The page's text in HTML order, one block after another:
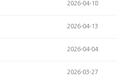
2026-04-18
2026-04-13
2026-04-04
2026-03-27